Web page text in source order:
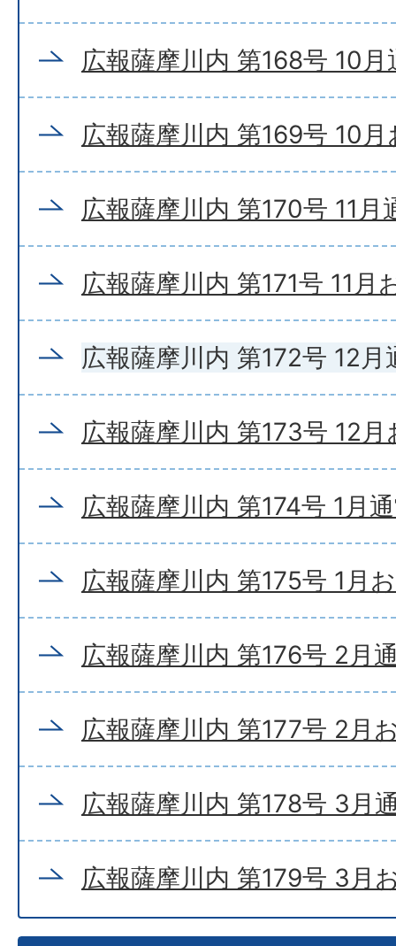
広報薩摩川内 第168号 10月
広報薩摩川内 第169号 10
広報薩摩川内 第170号 11月
広報薩摩川内 第171号 11月
広報薩摩川内 第172号 12月
広報薩摩川内 第173号 12
広報薩摩川内 第174号 1月
広報薩摩川内 第175号 1月
広報薩摩川内 第176号 2月
広報薩摩川内 第177号 2月
広報薩摩川内 第178号 3月
広報薩摩川内 第179号 3月